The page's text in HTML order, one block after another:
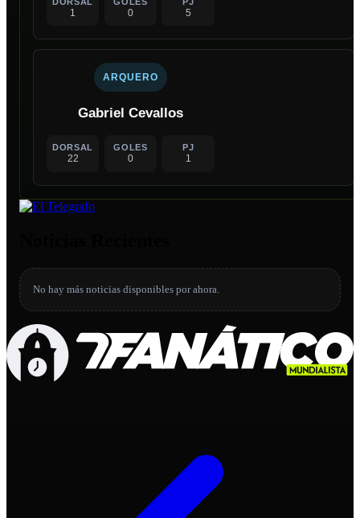
1 0 5
ARQUERO
Gabriel Cevallos
DORSAL
22
GOLES
0
PJ
1
No hay más noticias disponibles por ahora.